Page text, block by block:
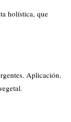
holística, que
Aplicación.